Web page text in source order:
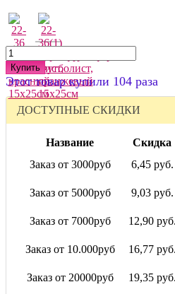
Купить
Этот товар купили 104 раза
ДОСТУПНЫЕ СКИДКИ
Название Скидка
Заказ от 3000руб
6,45 руб.
Заказ от 5000руб 9,03 руб.
Заказ от 7000руб 12,90 руб.
Заказ от 10.000руб 16,77 руб.
Заказ от 20000руб 19,35 руб.